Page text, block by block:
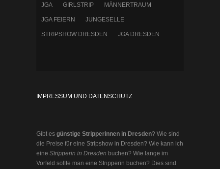
JGA GIRLSTRIP MÄNNERTRAUM
JGA FEIERN JUNGESELLE
STRIPSHOW DRESDEN JGA DRESDEN
IMPRESSUM UND DATENSCHUTZ
Gibt es günstige Stripperinnen in Dresden? Wie sind
die Preise für eine Stripshow in Dresden? Wie kann ich
eine Stripperin in Dresden buchen? Wie lange im
Vorfeld sollte man eine Stripperin buchen? Dies sind